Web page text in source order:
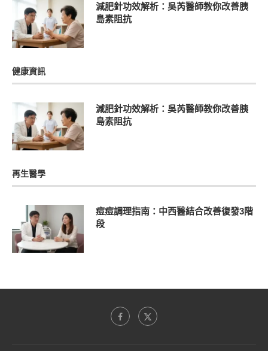
減肥針功效解析：吳芮醫師教你改善胰
島素阻抗
健康資訊
減肥針功效解析：吳芮醫師教你改善胰
島素阻抗
再生醫學
痘痘調理指南：中西醫結合改善復發3階
段